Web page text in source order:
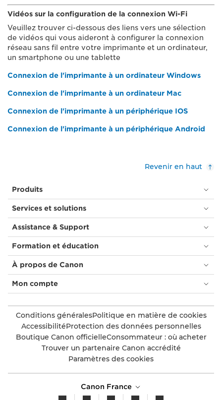
Vidéos sur la configuration de la connexion Wi-Fi
Veuillez trouver ci-dessous des liens vers une sélection
de vidéos qui vous aideront à configurer la connexion
réseau sans fil entre votre imprimante et un ordinateur,
un smartphone ou une tablette
Connexion de l'imprimante à un ordinateur Windows
Connexion de l'imprimante à un ordinateur Mac
Connexion de l'imprimante à un périphérique IOS
Connexion de l'imprimante à un périphérique Android
Revenir en haut
Produits
Services et solutions
Assistance & Support
Formation et éducation
À propos de Canon
Mon compte
Conditions généralesPolitique en matière de cookies
AccessibilitéProtection des données personnelles
Boutique Canon officielleConsommateur : où acheter
Trouver un partenaire Canon accrédité
Paramètres des cookies
Canon France